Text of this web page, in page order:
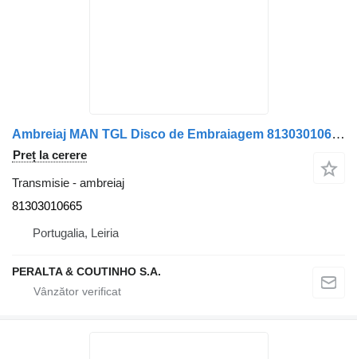
Ambreiaj MAN TGL Disco de Embraiagem 81303010665 pentru remorcă MAN
Preț la cerere
Transmisie - ambreiaj
81303010665
Portugalia, Leiria
PERALTA & COUTINHO S.A.